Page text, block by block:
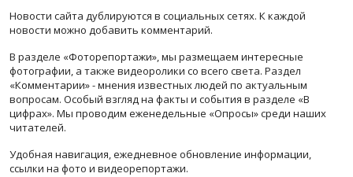
Новости сайта дублируются в социальных сетях. К каждой
новости можно добавить комментарий.
В разделе «Фоторепортажи», мы размещаем интересные
фотографии, а также видеоролики со всего света. Раздел
«Комментарии» - мнения известных людей по актуальным
вопросам. Особый взгляд на факты и события в разделе «В
цифрах». Мы проводим еженедельные «Опросы» среди наших
читателей.
Удобная навигация, ежедневное обновление информации,
ссылки на фото и видеорепортажи.